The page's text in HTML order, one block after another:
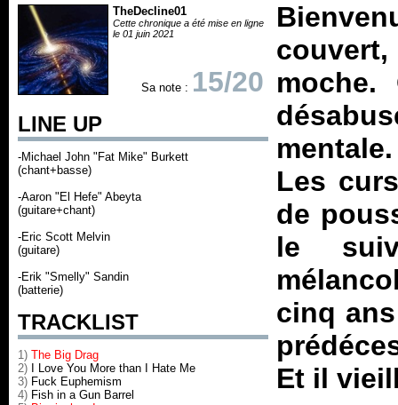
TheDecline01
Cette chronique a été mise en ligne
le 01 juin 2021
Sa note : 15/20
LINE UP
-Michael John "Fat Mike" Burkett
(chant+basse)
-Aaron "El Hefe" Abeyta
(guitare+chant)
-Eric Scott Melvin
(guitare)
-Erik "Smelly" Sandin
(batterie)
TRACKLIST
1) The Big Drag
2)
I Love You More than I Hate Me
3) Fuck Euphemism
4) Fish in a Gun Barrel
Les
de
le
cinq
Et il